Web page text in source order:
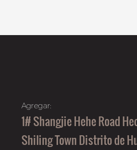
Agregar:
1# Shangjie Hehe Road
Shiling Town Distrito de